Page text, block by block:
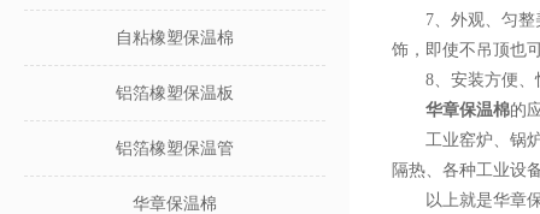
自粘橡塑保温棉
铝箔橡塑保温板
铝箔橡塑保温管
华章保温棉
7、外观、匀整美
饰，即使不吊顶也
8、安装方便、快
华章保温棉的
工业窑炉、锅炉
隔热、各种工业设
以上就是华章保